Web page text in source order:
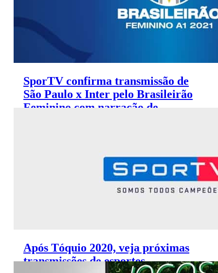
SporTV confirma transmissão de
São Paulo x Inter pelo Brasileirão
Feminino com narração de
Após Tóquio 2020, veja próximas
transmissões de esportes